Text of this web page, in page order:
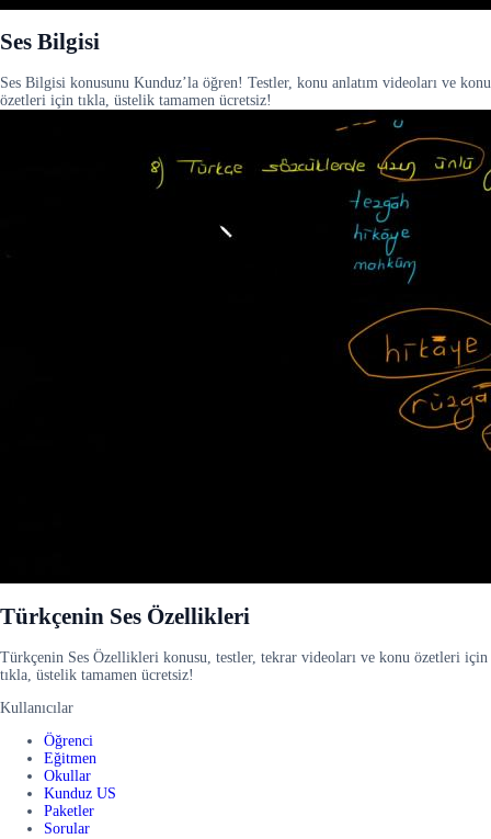
Ses Bilgisi
Ses Bilgisi konusunu Kunduz’la öğren! Testler, konu anlatım videoları ve konu
özetleri için tıkla, üstelik tamamen ücretsiz!
Türkçenin Ses Özellikleri
Türkçenin Ses Özellikleri konusu, testler, tekrar videoları ve konu özetleri için
tıkla, üstelik tamamen ücretsiz!
Kullanıcılar
Öğrenci
Eğitmen
Okullar
Kunduz US
Paketler
Sorular